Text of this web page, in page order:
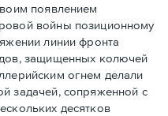
появлением
войны позиционному
линии фронта
защищенных колючей
огнем делали
задачей, сопряженной с
десятков